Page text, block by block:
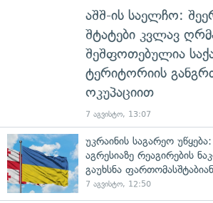
აშშ-ის საელჩო:
შტატები კვლავ
შეშფოთებულია
ტერიტორიის
ოკუპაციით
7 აგვისტო, 13:07
უკრაინის საგარეო
აგრესიაზე რეაგირების
გაუხსნა
7 აგვისტო, 12:50